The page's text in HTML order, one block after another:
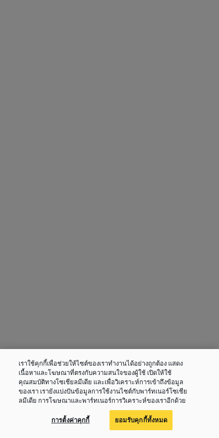
เราใช้คุกกี้เพื่อช่วยให้ไซต์ของเราทำงานได้อย่างถูกต้อง แสดง
เนื้อหาและโฆษณาที่ตรงกับความสนใจของผู้ใช้ เปิดให้ใช้
คุณสมบัติทางโซเชียลมีเดีย และเพื่อวิเคราะห์การเข้าถึงข้อมูล
ของเรา เรายังแบ่งปันข้อมูลการใช้งานไซต์กับพาร์ทเนอร์โซเชีย
ลมีเดีย การโฆษณาและพาร์ทเนอร์การวิเคราะห์ของเราอีกด้วย
การตั้งค่าคุกกี้ ยอมรับคุกกี้ทั้งหมด